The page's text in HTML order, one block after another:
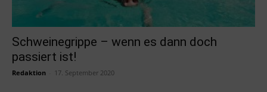
Schweinegrippe – wenn es dann doch
passiert ist!
Redaktion 17. September 2020